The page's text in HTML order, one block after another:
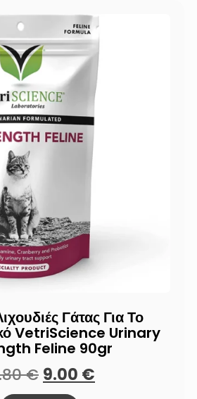
Γάτας Για Το
VetriScience Urinary
Feline 90gr
€ 9.00 €